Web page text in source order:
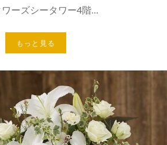
ーズシータワー4階…
もっと見る